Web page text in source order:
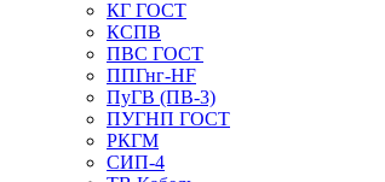
КГ ГОСТ
КСПВ
ПВС ГОСТ
ППГнг-HF
ПуГВ (ПВ-3)
ПУГНП ГОСТ
РКГМ
СИП-4